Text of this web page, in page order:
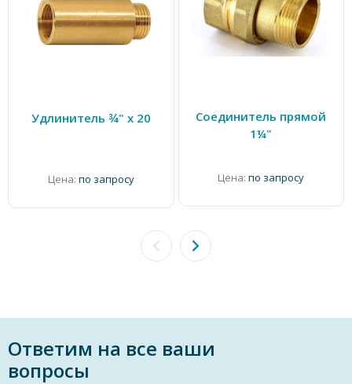
Удлинитель ¾" х 20
Цена: по запросу
Соединитель прямой
1¼"
Цена: по запросу
Ответим на все ваши
вопросы